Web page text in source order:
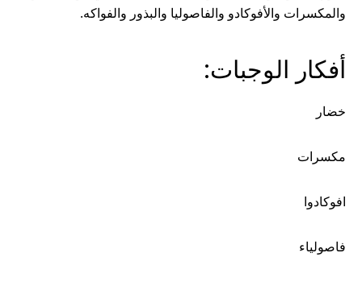
والمكسرات والأفوكادو والفاصوليا والبذور والفواكه.
أفكار الوجبات:
خضار
مكسرات
افوكادوا
فاصولياء